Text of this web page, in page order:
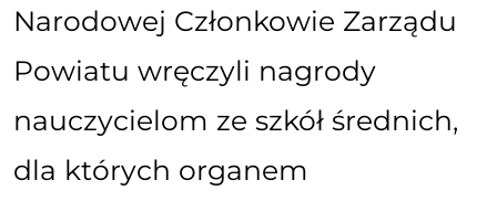
Narodowej Członkowie Zarządu
Powiatu wręczyli nagrody
nauczycielom ze szkół średnich,
dla których organem